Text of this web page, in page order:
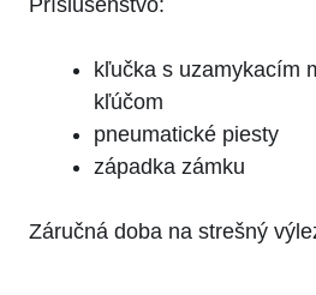
kľučka s uzamykacím
kľúčom
pneumatické piesty
západka zámku
Záručná doba na strešný